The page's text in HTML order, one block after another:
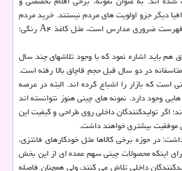
دیگر جزو اولویت های مردم نیستند. خرید مردم
محدودتر شده و بیشتر متمرکز بر فهرست ضروری مدارس است، مثل کاغذ A۴ رنگی؛
هم باید اشاره نمود که با وجود تلاشهای چند سال
متاسفانه در دو سال قبل حجم قاچاق بالا رفته است.
است که بازار را اشباع کرده اند. البته در عرصه
وجود دارد. نمونه های چینی هنوز نتوانسته اند
اگر تولیدکنندگان داخلی روی طراحی و کیفیت این
موفقیت بیشتری خواهند داشت.
در حوزه برخی کالاها مثل خودکارهای فانتزی،
اینکه محصولات چینی سهم عمده ای از این بخش
داخلی تلاش می کنند، ولی همچنان فاصله